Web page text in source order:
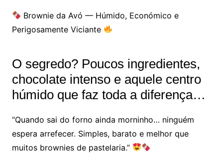
Brownie da Avó — Húmido, Económico e
Perigosamente Viciante
O segredo? Poucos ingredientes,
chocolate intenso e aquele centro
húmido que faz toda a diferença…
“Quando sai do forno ainda morninho… ninguém
espera arrefecer. Simples, barato e melhor que
muitos brownies de pastelaria.”